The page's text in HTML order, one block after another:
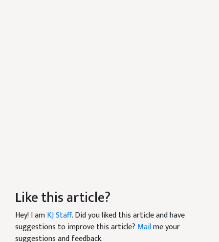
Like this article?
Hey! I amKJ Staff. Did you liked this article and have
suggestions to improve this article? Mailme your
suggestions and feedback.